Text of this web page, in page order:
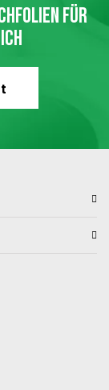
FÜR